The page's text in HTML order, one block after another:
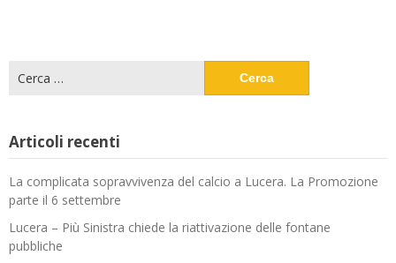
per:
Articoli recenti
La complicata sopravvivenza del calcio a Lucera. La Promozione
parte il 6 settembre
Lucera – Più Sinistra chiede la riattivazione delle fontane
pubbliche